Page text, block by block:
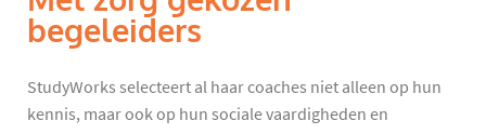
begeleiders
StudyWorks selecteert al haar coaches niet alleen op hun
kennis, maar ook op hun sociale vaardigheden en